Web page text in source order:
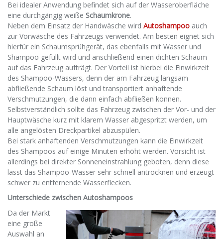
Bei idealer Anwendung befindet sich auf der Wasseroberfläche
eine durchgängig weiße Schaumkrone.
Neben dem Einsatz der Handwäsche wird Autoshampoo auch
zur Vorwäsche des Fahrzeugs verwendet. Am besten eignet sich
hierfür ein Schaumsprühgerät, das ebenfalls mit Wasser und
Shampoo gefüllt wird und anschließend einen dichten Schaum
auf das Fahrzeug aufträgt. Der Vorteil ist hierbei die Einwirkzeit
des Shampoo-Wassers, denn der am Fahrzeug langsam
abfließende Schaum löst und transportiert anhaftende
Verschmutzungen, die dann einfach abfließen können.
Selbstverständlich sollte das Fahrzeug zwischen der Vor- und der
Hauptwäsche kurz mit klarem Wasser abgespritzt werden, um
alle angelösten Dreckpartikel abzuspülen.
Bei stark anhaftenden Verschmutzungen kann die Einwirkzeit
des Shampoos auf einige Minuten erhöht werden. Vorsicht ist
allerdings bei direkter Sonneneinstrahlung geboten, denn diese
lässt das Shampoo-Wasser sehr schnell antrocknen und erzeugt
schwer zu entfernende Wasserflecken.
Unterschiede zwischen Autoshampoos
Da der Markt
eine große
Auswahl an